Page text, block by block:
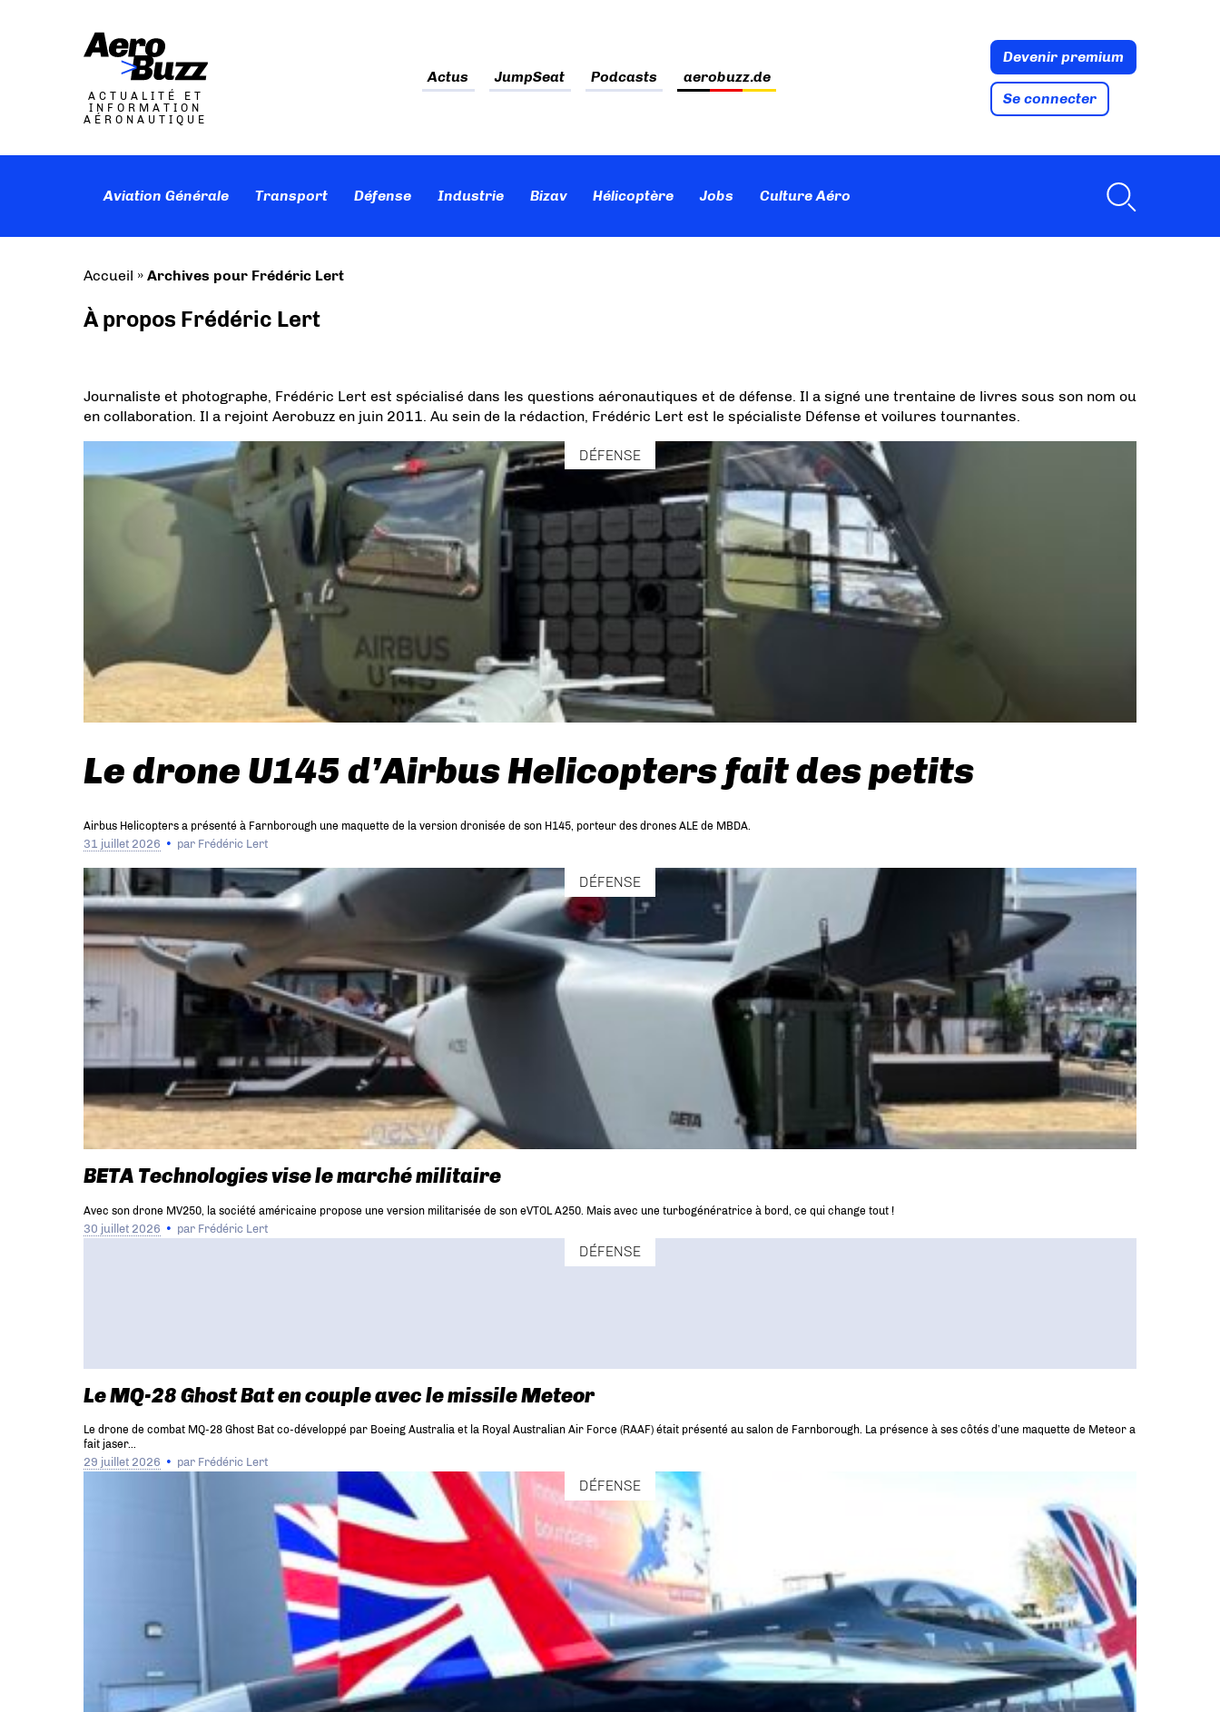
ACTUALITÉ ET
INFORMATION
AÉRONAUTIQUE
Actus JumpSeat Podcasts aerobuzz.de
Devenir premium
Se connecter
Aviation Générale Transport Défense Industrie Bizav Hélicoptère Jobs Culture Aéro
Accueil » Archives pour Frédéric Lert
À propos Frédéric Lert
Journaliste et photographe, Frédéric Lert est spécialisé dans les questions aéronautiques et de défense. Il a signé une trentaine de livres sous son nom ou
en collaboration. Il a rejoint Aerobuzz en juin 2011. Au sein de la rédaction, Frédéric Lert est le spécialiste Défense et voilures tournantes.
DÉFENSE
Le drone U145 d’Airbus Helicopters fait des petits
Airbus Helicopters a présenté à Farnborough une maquette de la version dronisée de son H145, porteur des drones ALE de MBDA.
31 juillet 2026 par Frédéric Lert
DÉFENSE
BETA Technologies vise le marché militaire
Avec son drone MV250, la société américaine propose une version militarisée de son eVTOL A250. Mais avec une turbogénératrice à bord, ce qui change tout !
30 juillet 2026 par Frédéric Lert
DÉFENSE
Le MQ-28 Ghost Bat en couple avec le missile Meteor
Le drone de combat MQ-28 Ghost Bat co-développé par Boeing Australia et la Royal Australian Air Force (RAAF) était présenté au salon de Farnborough. La présence à ses côtés d’une maquette de Meteor a
fait jaser…
29 juillet 2026 par Frédéric Lert
DÉFENSE